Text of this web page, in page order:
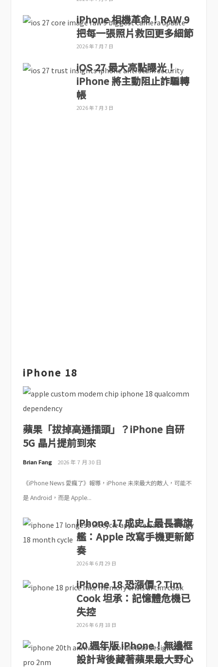
iPhone 相機革命！RAW 9
把每一張照片救回更多細節
2026 年 7 月 7 日
iOS 27 最大亮點曝光！
iPhone 將主動阻止詐騙轉
帳
2026 年 7 月 3 日
iPhone 18
蘋果「拔掉高通插頭」？iPhone 自研
5G 晶片提前到來
Brian Fang 2026 年 7 月 30 日
《iPhone News 愛瘋了》報導，iPhone 未來最大的敵人，可能不
是 Android，而是 Apple...
iPhone 17 成史上最長壽旗
艦：Apple 改寫手機更新節
奏
2026 年 6 月 29 日
iPhone 18 恐漲價？Tim
Cook 坦承：記憶體危機已
失控
2026 年 6 月 18 日
20 週年版 iPhone！無邊框
設計背後藏著蘋果最大野心